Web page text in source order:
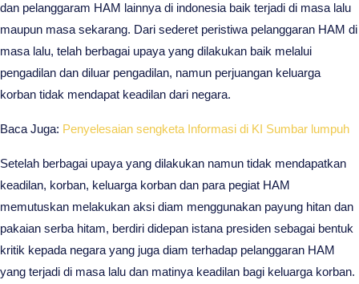
dan pelanggaram HAM lainnya di indonesia baik terjadi di masa lalu
maupun masa sekarang. Dari sederet peristiwa pelanggaran HAM di
masa lalu, telah berbagai upaya yang dilakukan baik melalui
pengadilan dan diluar pengadilan, namun perjuangan keluarga
korban tidak mendapat keadilan dari negara.
Baca Juga: Penyelesaian sengketa Informasi di KI Sumbar lumpuh
Setelah berbagai upaya yang dilakukan namun tidak mendapatkan
keadilan, korban, keluarga korban dan para pegiat HAM
memutuskan melakukan aksi diam menggunakan payung hitan dan
pakaian serba hitam, berdiri didepan istana presiden sebagai bentuk
kritik kepada negara yang juga diam terhadap pelanggaran HAM
yang terjadi di masa lalu dan matinya keadilan bagi keluarga korban.